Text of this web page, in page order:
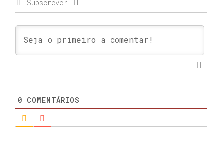
Subscrever
0 COMENTÁRIOS